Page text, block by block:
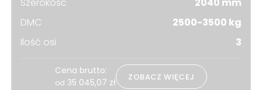
DMC
2500-3500 kg
Ilość osi
3
Cena brutto:
od 35 045,07 zł ZOBACZ WIĘCEJ